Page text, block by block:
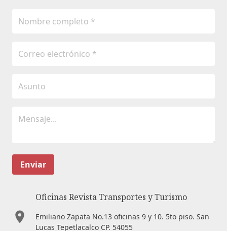
Enviar
Oficinas Revista Transportes y Turismo
Emiliano Zapata No.13 oficinas 9 y 10. 5to piso. San
Lucas Tepetlacalco CP. 54055